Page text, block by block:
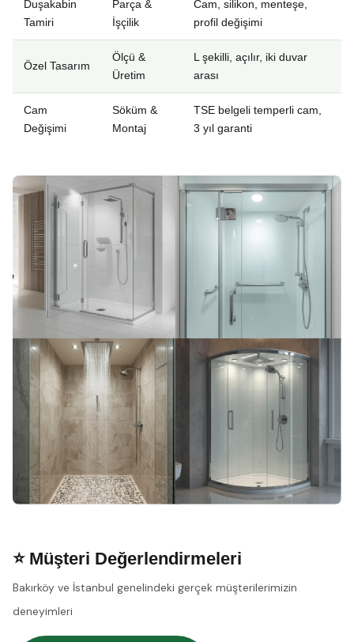
Duşakabin
Tamiri
Parça &
İşçilik
Cam, silikon, menteşe,
profil değişimi
Özel Tasarım
Ölçü &
Üretim
L şekilli, açılır, iki duvar
arası
Cam
Değişimi
Söküm &
Montaj
TSE belgeli temperli cam,
3 yıl garanti
⭐ Müşteri Değerlendirmeleri
Bakırköy ve İstanbul genelindeki gerçek müşterilerimizin
deneyimleri